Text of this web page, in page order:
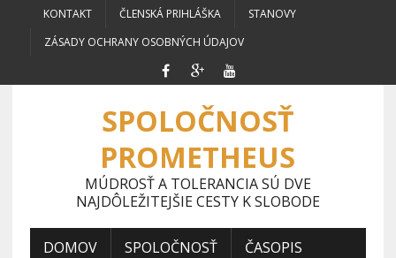
KONTAKT ČLENSKÁ PRIHLÁŠKA
STANOVY
ZÁSADY OCHRANY OSOBNÝCH ÚDAJOV
SPOLOČNOSŤ
PROMETHEUS
MÚDROSŤ A TOLERANCIA SÚ DVE
NAJDÔLEŽITEJŠIE CESTY K SLOBODE
DOMOV SPOLOČNOSŤ ČASOPIS